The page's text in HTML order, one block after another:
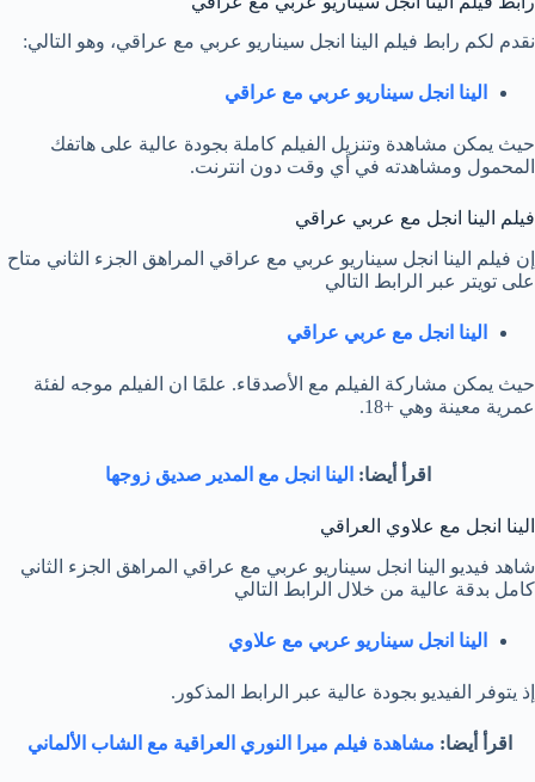
نقدم لكم رابط فيلم الينا انجل سيناريو عربي مع عراقي، وهو التالي:
الينا انجل سيناريو عربي مع عراقي
حيث يمكن مشاهدة وتنزيل الفيلم كاملة بجودة عالية على هاتفك
المحمول ومشاهدته في أي وقت دون انترنت.
فيلم الينا انجل مع عربي عراقي
إن فيلم الينا انجل سيناريو عربي مع عراقي المراهق الجزء الثاني متاح
على تويتر عبر الرابط التالي
الينا انجل مع عربي عراقي
حيث يمكن مشاركة الفيلم مع الأصدقاء. علمًا ان الفيلم موجه لفئة
عمرية معينة وهي +18.
اقرأ أيضا: الينا انجل مع المدير صديق زوجها
الينا انجل مع علاوي العراقي
شاهد فيديو الينا انجل سيناريو عربي مع عراقي المراهق الجزء الثاني
كامل بدقة عالية من خلال الرابط التالي
الينا انجل سيناريو عربي مع علاوي
إذ يتوفر الفيديو بجودة عالية عبر الرابط المذكور.
اقرأ أيضا: مشاهدة فيلم ميرا النوري العراقية مع الشاب الألماني